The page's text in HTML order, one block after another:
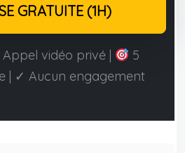
GRATUITE (1H)
Appel vidéo privé |
5
| ✓ Aucun engagement